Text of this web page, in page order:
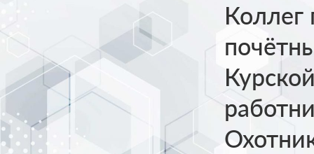
Коллег